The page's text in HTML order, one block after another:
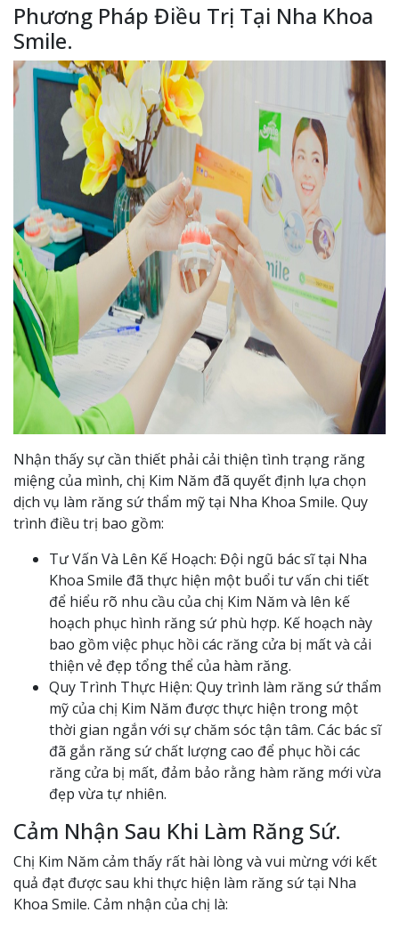
Phương Pháp Điều Trị Tại Nha Khoa
Smile.
Nhận thấy sự cần thiết phải cải thiện tình trạng răng
miệng của mình, chị Kim Năm đã quyết định lựa chọn
dịch vụ làm răng sứ thẩm mỹ tại Nha Khoa Smile. Quy
trình điều trị bao gồm:
Tư Vấn Và Lên Kế Hoạch: Đội ngũ bác sĩ tại Nha
Khoa Smile đã thực hiện một buổi tư vấn chi tiết
để hiểu rõ nhu cầu của chị Kim Năm và lên kế
hoạch phục hình răng sứ phù hợp. Kế hoạch này
bao gồm việc phục hồi các răng cửa bị mất và cải
thiện vẻ đẹp tổng thể của hàm răng.
Quy Trình Thực Hiện: Quy trình làm răng sứ thẩm
mỹ của chị Kim Năm được thực hiện trong một
thời gian ngắn với sự chăm sóc tận tâm. Các bác sĩ
đã gắn răng sứ chất lượng cao để phục hồi các
răng cửa bị mất, đảm bảo rằng hàm răng mới vừa
đẹp vừa tự nhiên.
Cảm Nhận Sau Khi Làm Răng Sứ.
Chị Kim Năm cảm thấy rất hài lòng và vui mừng với kết
quả đạt được sau khi thực hiện làm răng sứ tại Nha
Khoa Smile. Cảm nhận của chị là: